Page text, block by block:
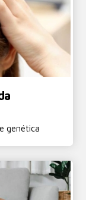
genética